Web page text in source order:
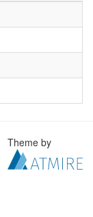
Theme by